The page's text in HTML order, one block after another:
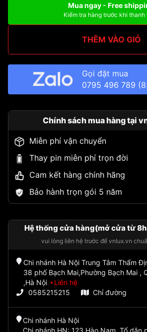
Mua ngay - Free
Kiểm tra hàng trước khi thanh
THÊM VÀO GIỎ
Gọi đặt mua
0795 496 789
Chính sách mua hàng tại
Miễn phí vận chuyển
Thay pin miễn phí trọn đời
Cam kết hàng chính hãng
Bảo hành trọn gói 5 năm
Hệ thống cửa hàng(mở cửa từ
vui lòng liên hệ trước để vnlux.vn
Chi nhánh Hà Nội Trung Tâm Thẩm
38 phố Bạch Mai,Phường Bạch Mai ,
,Hà Nội
Liên hệ
0585215215
Chỉ đường
Chi nhánh Hà Nội